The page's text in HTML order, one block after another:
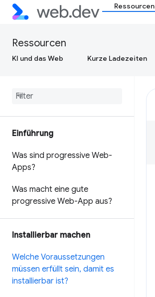
Ressourcen
Ressourcen
KI und das Web Kurze Ladezeiten
Einführung
Was sind progressive Web-
Apps?
Was macht eine gute
progressive Web-App aus?
Installierbar machen
Welche Voraussetzungen
müssen erfüllt sein, damit es
installierbar ist?